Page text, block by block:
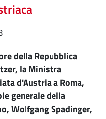
della Repubblica
la Ministra
d'Austria a Roma,
generale della
Wolfgang Spadinger,